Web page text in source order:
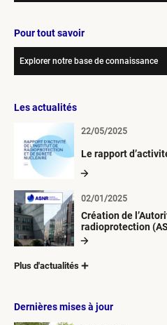
Pour tout savoir
Explorer notre base de connaissance
Les actualités
Le rapport
22/05/2025
Création de
radioprotection
02/01/2025
Plus d'actualités
Dernières mises à jour